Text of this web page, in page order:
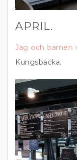
APRIL.
Jag och barnen
Kungsbacka.